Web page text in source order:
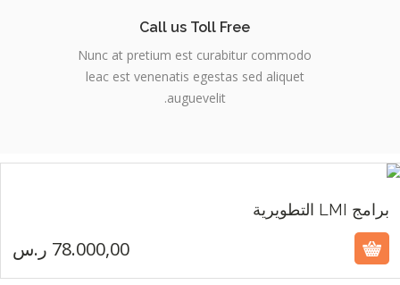
Call us Toll Free
Nunc at pretium est curabitur commodo
leac est venenatis egestas sed aliquet
auguevelit.
برامج LMI التطويرية
78.000,00 ر.س
78.000,00